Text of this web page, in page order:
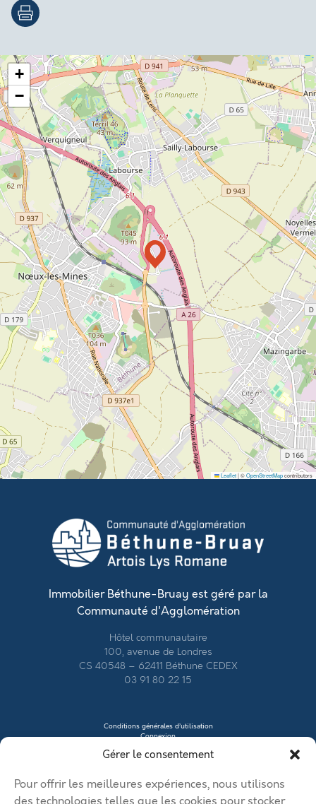
Gérer le consentement
Pour offrir les meilleures expériences, nous utilisons
+
−
Leaflet|©OpenStreetMapcontributors
Immobilier Béthune-Bruay est géré par la
Communauté d'Agglomération
Hôtel communautaire
100, avenue de Londres
CS 40548 – 62411 Béthune CEDEX
03 91 80 22 15
Conditions générales d’utilisation
Connexion
Créer mon profil
Mentions légales
Modifier mon annonce